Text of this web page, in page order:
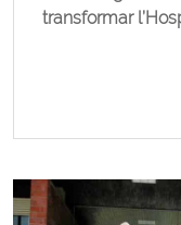
transformar